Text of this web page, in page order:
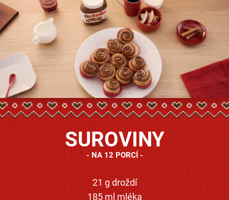
SUROVINY
NA 12 PORCÍ
21 g droždí
185 ml mléka